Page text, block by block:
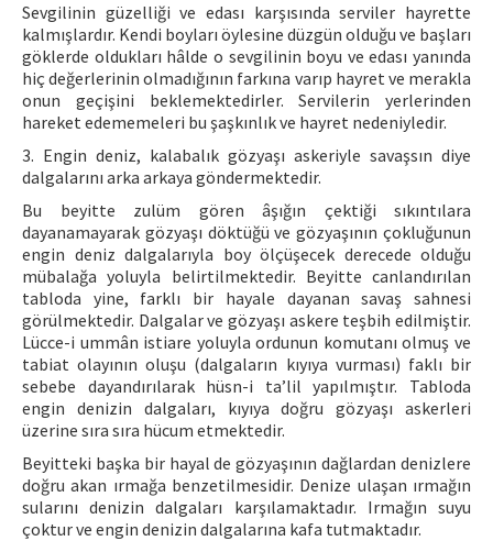
Sevgilinin güzelliği ve edası karşısında serviler hayrette
kalmışlardır. Kendi boyları öylesine düzgün olduğu ve başları
göklerde oldukları hâlde o sevgilinin boyu ve edası yanında
hiç değerlerinin olmadığının farkına varıp hayret ve merakla
onun geçişini beklemektedirler. Servilerin yerlerinden
hareket edememeleri bu şaşkınlık ve hayret nedeniyledir.
3. Engin deniz, kalabalık gözyaşı askeriyle savaşsın diye
dalgalarını arka arkaya göndermektedir.
Bu beyitte zulüm gören âşığın çektiği sıkıntılara
dayanamayarak gözyaşı döktüğü ve gözyaşının çokluğunun
engin deniz dalgalarıyla boy ölçüşecek derecede olduğu
mübalağa yoluyla belirtilmektedir. Beyitte canlandırılan
tabloda yine, farklı bir hayale dayanan savaş sahnesi
görülmektedir. Dalgalar ve gözyaşı askere teşbih edilmiştir.
Lücce-i ummân istiare yoluyla ordunun komutanı olmuş ve
tabiat olayının oluşu (dalgaların kıyıya vurması) faklı bir
sebebe dayandırılarak hüsn-i ta’lil yapılmıştır. Tabloda
engin denizin dalgaları, kıyıya doğru gözyaşı askerleri
üzerine sıra sıra hücum etmektedir.
Beyitteki başka bir hayal de gözyaşının dağlardan denizlere
doğru akan ırmağa benzetilmesidir. Denize ulaşan ırmağın
sularını denizin dalgaları karşılamaktadır. Irmağın suyu
çoktur ve engin denizin dalgalarına kafa tutmaktadır.